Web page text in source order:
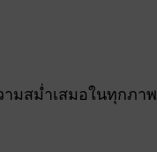
มสม่ำเสมอในทุกภาพ